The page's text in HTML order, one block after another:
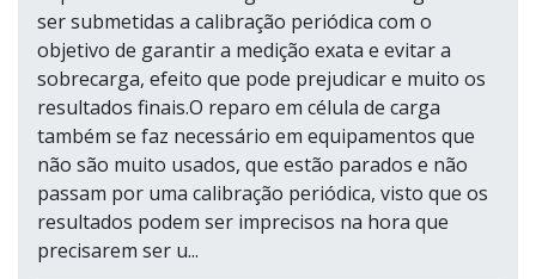
ser submetidas a calibração periódica com o
objetivo de garantir a medição exata e evitar a
sobrecarga, efeito que pode prejudicar e muito os
resultados finais.O reparo em célula de carga
também se faz necessário em equipamentos que
não são muito usados, que estão parados e não
passam por uma calibração periódica, visto que os
resultados podem ser imprecisos na hora que
precisarem ser u...